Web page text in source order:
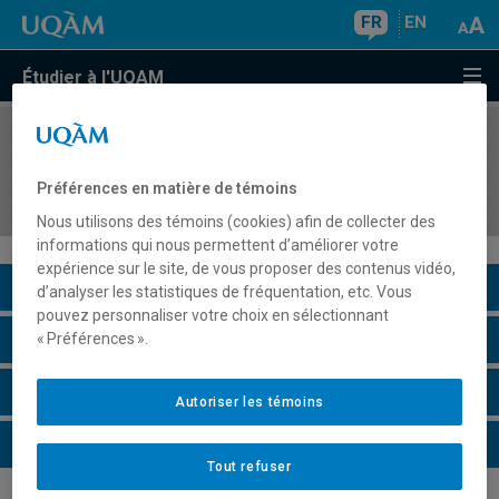
FR EN
Étudier à l'UQAM
COURS//
matériaux et technologies
Description du cours
Horaire - Été 2026
Horaire - Automne 2026
Horaire - Hiver 2027
Préférences en matière de témoins
Nous utilisons des témoins (cookies) afin de collecter des
informations qui nous permettent d’améliorer votre
expérience sur le site, de vous proposer des contenus vidéo,
d’analyser les statistiques de fréquentation, etc. Vous
pouvez personnaliser votre choix en sélectionnant
« Préférences ».
Tout refuser
Autoriser les témoins